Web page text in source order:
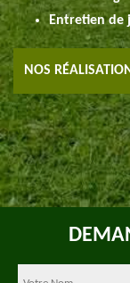
Entretien de
NOS